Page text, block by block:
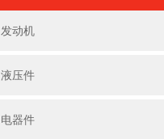
发动机
液压件
电器件